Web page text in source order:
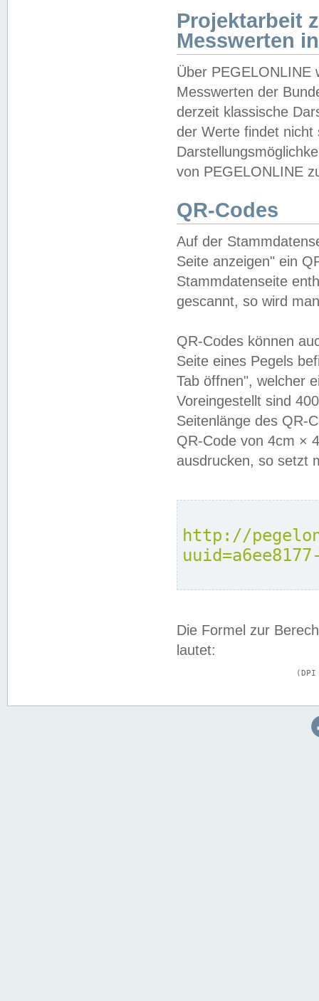
Projektarbeit
Messwerten
Über PEGELONLINE
Messwerten der
derzeit klassische
der Werte findet
von PEGELONLINE
QR-Codes
Auf der
Seite anzeigen" ein
Stammdatenseite
gescannt, so wird
QR-Codes können
Seite eines Pegels
Tab öffnen", welcher
Voreingestellt sind
Seitenlänge des QR-
QR-Code von 4cm ×
ausdrucken, so setzt
http://
Die Formel zur
lautet: